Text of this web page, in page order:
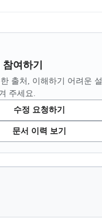
여하기
출처, 이해하기 어려운
주세요.
수정 요청하기
문서 이력 보기